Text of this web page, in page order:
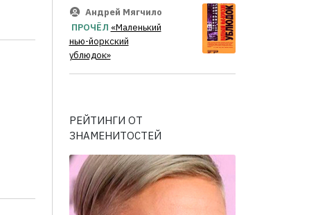
Андрей Мягчило
ПРОЧЁЛ «Маленький
нью-йоркский
ублюдок»
РЕЙТИНГИ ОТ
ЗНАМЕНИТОСТЕЙ